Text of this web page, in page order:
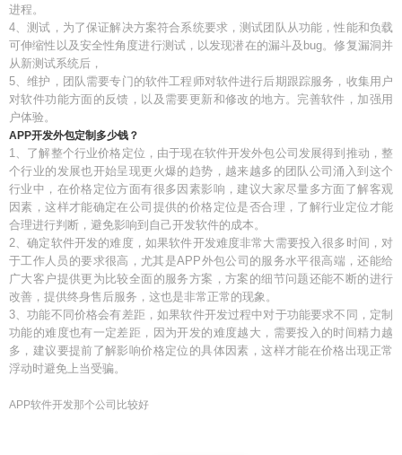
进程。
4、测试，为了保证解决方案符合系统要求，测试团队从功能，性能和负载
可伸缩性以及安全性角度进行测试，以发现潜在的漏斗及bug。修复漏洞并
从新测试系统后，
5、维护，团队需要专门的软件工程师对软件进行后期跟踪服务，收集用户
对软件功能方面的反馈，以及需要更新和修改的地方。完善软件，加强用
户体验。
APP开发外包定制多少钱？
1、了解整个行业价格定位，由于现在软件开发外包公司发展得到推动，整
个行业的发展也开始呈现更火爆的趋势，越来越多的团队公司涌入到这个
行业中，在价格定位方面有很多因素影响，建议大家尽量多方面了解客观
因素，这样才能确定在公司提供的价格定位是否合理，了解行业定位才能
合理进行判断，避免影响到自己开发软件的成本。
2、确定软件开发的难度，如果软件开发难度非常大需要投入很多时间，对
于工作人员的要求很高，尤其是APP外包公司的服务水平很高端，还能给
广大客户提供更为比较全面的服务方案，方案的细节问题还能不断的进行
改善，提供终身售后服务，这也是非常正常的现象。
3、功能不同价格会有差距，如果软件开发过程中对于功能要求不同，定制
功能的难度也有一定差距，因为开发的难度越大，需要投入的时间精力越
多，建议要提前了解影响价格定位的具体因素，这样才能在价格出现正常
浮动时避免上当受骗。
APP软件开发那个公司比较好